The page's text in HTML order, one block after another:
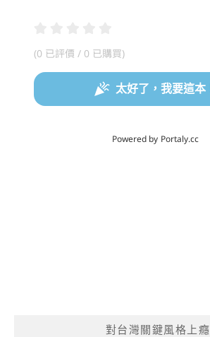
對台灣關鍵風格上癮